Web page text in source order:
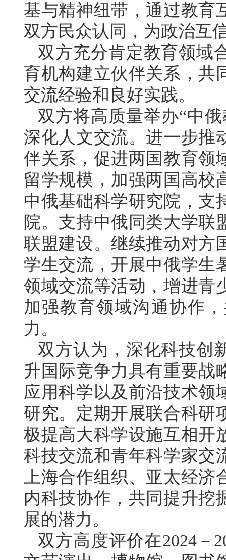
基与精神纽带，通过教育
双方民众认同，为政治互
双方充分肯定教育领域
育机构建立伙伴关系，共
交流经验和良好实践。
双方将高质量举办“中
深化人文交流。进一步推
伴关系，促进两国教育领
留学规模，加强两国高校
中俄基础科学研究院，支
院。支持中俄同类大学联
联盟建设。继续推动对方
学生交流，开展中俄学生
领域交流等活动，增进青
加强教育领域沟通协作
力。
双方认为，深化科技创
升国际竞争力具有重要战
应用科学以及前沿技术领
研究。定期开展联合科研
极提高大科学设施互相开
科技交流和青年科学家交
上海合作组织、亚太经
内科技协作，共同提升挖
展的潜力。
双方高度评价在2024－